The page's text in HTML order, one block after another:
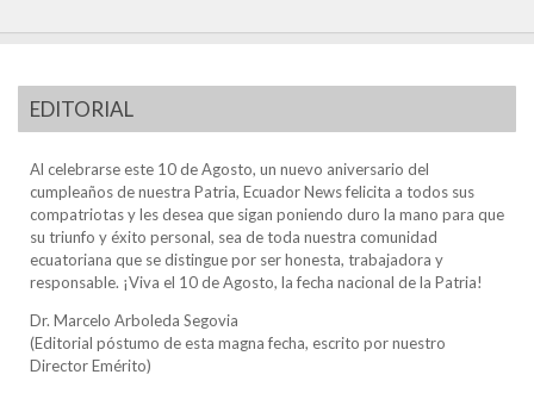
EDITORIAL
Al celebrarse este 10 de Agosto, un nuevo aniversario del
cumpleaños de nuestra Patria, Ecuador News felicita a todos sus
compatriotas y les desea que sigan poniendo duro la mano para que
su triunfo y éxito personal, sea de toda nuestra comunidad
ecuatoriana que se distingue por ser honesta, trabajadora y
responsable. ¡Viva el 10 de Agosto, la fecha nacional de la Patria!
Dr. Marcelo Arboleda Segovia
(Editorial póstumo de esta magna fecha, escrito por nuestro
Director Emérito)